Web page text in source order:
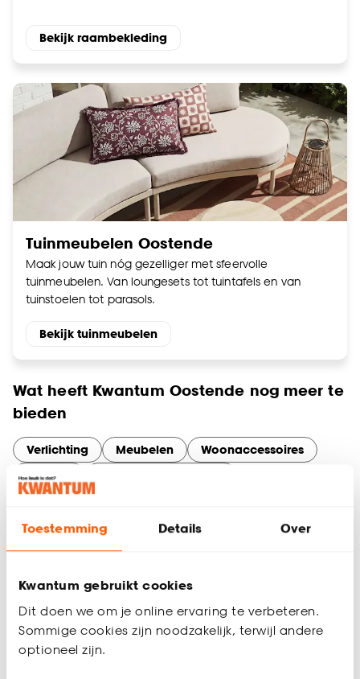
Toestemming Details Over
Kwantum gebruikt cookies
Dit doen we om je online ervaring te verbeteren.
Sommige cookies zijn noodzakelijk, terwijl andere
optioneel zijn.
Bekijk raambekleding
Tuinmeubelen Oostende
Maak jouw tuin nóg gezelliger met sfeervolle
tuinmeubelen. Van loungesets tot tuintafels en van
tuinstoelen tot parasols.
Bekijk tuinmeubelen
Wat heeft Kwantum Oostende nog meer te
bieden
Verlichting Meubelen
Woonaccessoires
Behang
Services en diensten bij Kwantum
nu online bestelt en in de winkel ophaalt, thuisadvies nodig
wij maken het makkelijk.